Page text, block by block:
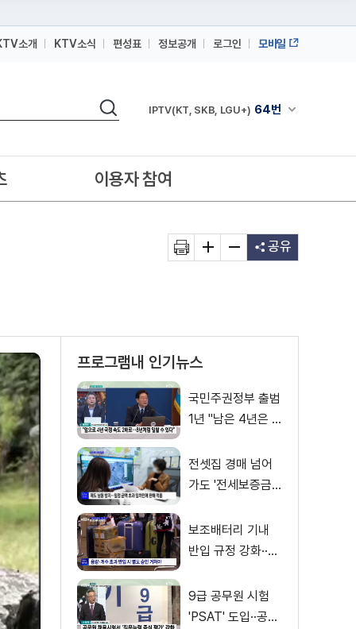
소개 KTV소식 편성표 정보공개 로그인 모바일
검색 채널안내 펼쳐
IPTV(KT, SKB, LGU+) 64번
IPTV(KT, SKB, LGU+)
이용자 참여
공유
프로그램내 인기뉴스
국민주권정부 출범
1년 "남은 4년은 8
전셋집 경매 넘어
가도 '전세보증금'
보조배터리 기내
반입 규정 강화··
9급 공무원 시험
'PSAT' 도입··공정